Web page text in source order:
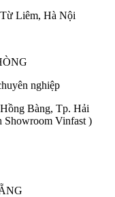
Liêm, Hà Nội
nghiệp
Bàng, Tp. Hải
Showroom Vinfast )